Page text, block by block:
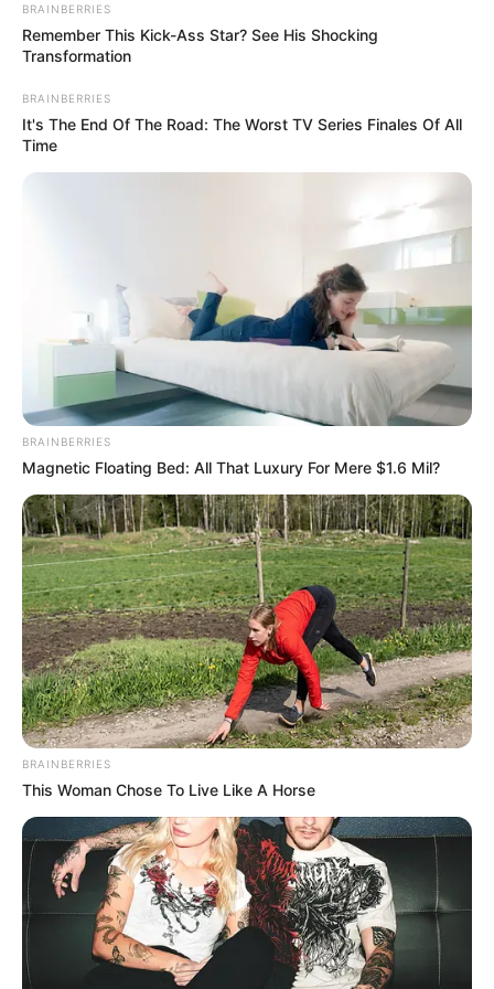
21-vjeçari ka folur së fundmi për mediat, ku ka sqaruar
marrëdhënien e tij me trajnerin Spaleti, si dhe ka diskutuar
mbi merkaton, ku u përfol për një largim drejt Betisit.
BRAINBERRIES
Remember This Kick-Ass Star? See His Shocking
Transformation
BRAINBERRIES
It's The End Of The Road: The Worst TV Series Finales Of All
Time
BRAINBERRIES
Magnetic Floating Bed: All That Luxury For Mere $1.6 Mil?
BRAINBERRIES
This Woman Chose To Live Like A Horse